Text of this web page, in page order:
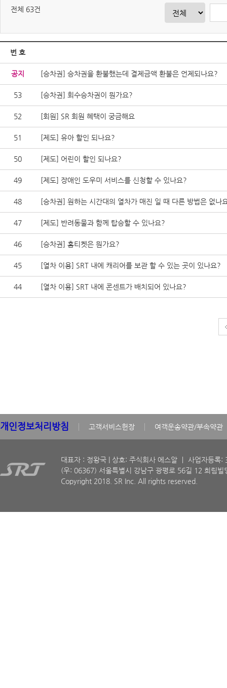
전체 63건
번 호
공지 [승차권] 승차권을 환불했는데 결제금액 환불은 언제되나요?
53 [승차권] 회수승차권이 뭔가요?
52 [회원] SR 회원 혜택이 궁금해요
51 [제도] 유아 할인 되나요?
50 [제도] 어린이 할인 되나요?
49 [제도] 장애인 도우미 서비스를 신청할 수 있나요?
48 [승차권] 원하는 시간대의 열차가 매진 일 때 다른 방법은 없나
47 [제도] 반려동물과 함께 탑승할 수 있나요?
46 [승차권] 홈티켓은 뭔가요?
45 [열차 이용] SRT 내에 캐리어를 보관 할 수 있는 곳이 있나요?
44 [열차 이용] SRT 내에 콘센트가 배치되어 있나요?
개인정보처리방침 고객서비스헌장 여객운송약관/부속약관
대표자 : 정왕국 | 상호: 주식회사 에스알 ㅣ 사업자등
(우: 06367) 서울특별시 강남구 광평로 56길 12 희림빌
Copyright 2018. SR Inc. All rights reserved.